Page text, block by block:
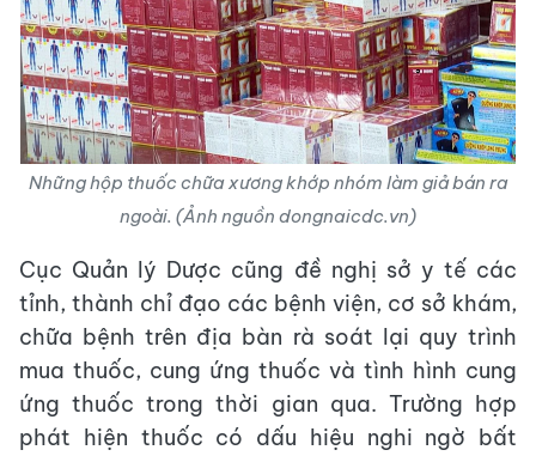
Những hộp thuốc chữa xương khớp nhóm làm giả bán ra
ngoài. (Ảnh nguồn dongnaicdc.vn)
Cục Quản lý Dược cũng đề nghị sở y tế các
tỉnh, thành chỉ đạo các bệnh viện, cơ sở khám,
chữa bệnh trên địa bàn rà soát lại quy trình
mua thuốc, cung ứng thuốc và tình hình cung
ứng thuốc trong thời gian qua. Trường hợp
phát hiện thuốc có dấu hiệu nghi ngờ bất